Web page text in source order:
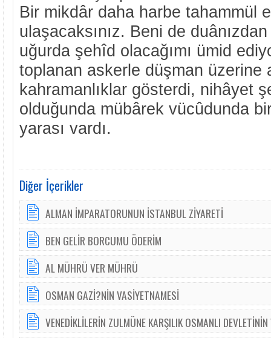
Bir mikdâr daha harbe tahammül
ulaşacaksınız. Beni de
uğurda şehîd olacağımı ümid
toplanan askerle düşman üzerine
kahramanlıklar gösterdi, nihâyet
olduğunda mübârek vücûdunda
yarası vardı.
Diğer İçerikler
ALMAN İMPARATORUNUN İSTANBUL ZİYARETİ
BEN GELİR BORCUMU ÖDERİM
AL MÜHRÜ VER MÜHRÜ
OSMAN GAZİ?NİN VASİYETNAMESİ
VENEDİKLİLERİN ZULMÜNE KARŞILIK OSMANLI